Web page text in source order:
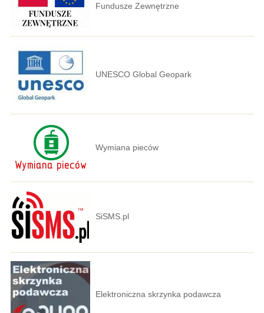
Fundusze Zewnętrzne
UNESCO Global Geopark
Wymiana pieców
SiSMS.pl
Elektroniczna skrzynka podawcza